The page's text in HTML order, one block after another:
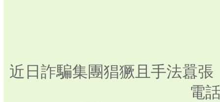
近日詐騙集團猖獗且手法囂
電